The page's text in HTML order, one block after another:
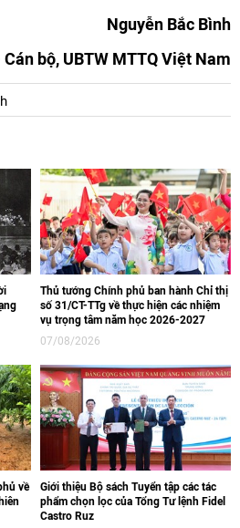
Nguyễn Bắc Bình
Cán bộ, UBTW MTTQ Việt Nam
Thủ tướng Chính phủ ban hành Chỉ thị
số 31/CT-TTg về thực hiện các nhiệm
vụ trọng tâm năm học 2026-2027
07/08/2026
về
Giới thiệu Bộ sách Tuyển tập các tác
phẩm chọn lọc của Tổng Tư lệnh Fidel
Castro Ruz